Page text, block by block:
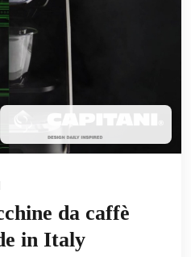
da caffè
in Italy